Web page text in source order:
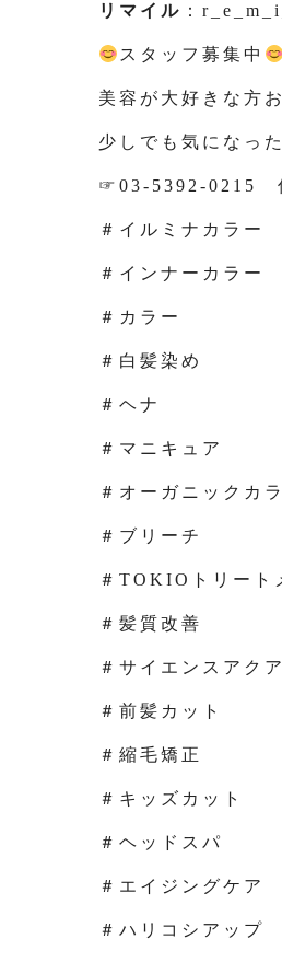
リマイル ：
スタッフ募集中
美容が大好きな方
少しでも気になっ
☞03-5392-0215
＃イルミナカラー
＃インナーカラー
＃カラー
＃白髪染め
＃ヘナ
＃マニキュア
＃オーガニックカ
＃ブリーチ
＃TOKIOトリー
＃髪質改善
＃サイエンスアクア
＃前髪カット
＃縮毛矯正
＃キッズカット
＃ヘッドスパ
＃エイジングケア
＃ハリコシアップ